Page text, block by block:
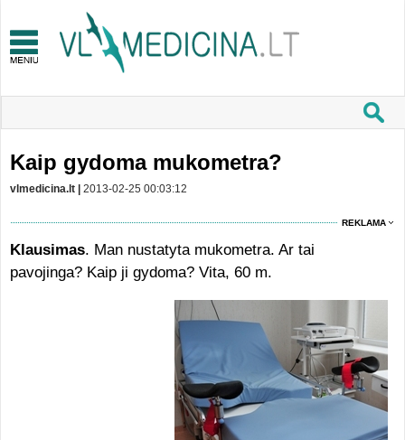
Kaip gydoma mukometra?
vlmedicina.lt | 2013-02-25 00:03:12
REKLAMA
Klausimas. Man nustatyta mukometra. Ar tai
pavojinga? Kaip ji gydoma? Vita, 60 m.